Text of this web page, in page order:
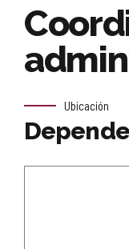
Ubicación